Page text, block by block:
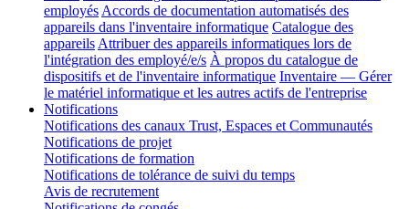
employés Accords de documentation automatisés des
appareils dans l'inventaire informatique Catalogue des
appareils Attribuer des appareils informatiques lors de
l'intégration des employé/e/s À propos du catalogue de
dispositifs et de l'inventaire informatique Inventaire — Gérer
le matériel informatique et les autres actifs de l'entreprise
Notifications
Notifications des canaux Trust, Espaces et Communautés
Notifications de projet
Notifications de formation
Notifications de tolérance de suivi du temps
Avis de recrutement